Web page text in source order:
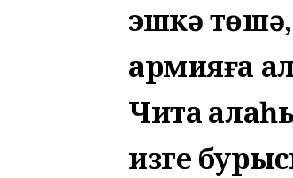
эшкә
армияға
Чита
изге